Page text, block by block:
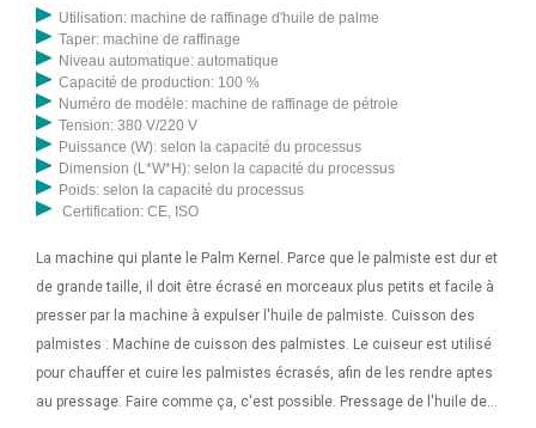
Utilisation: machine de raffinage d'huile de palme
Taper: machine de raffinage
Niveau automatique: automatique
Capacité de production: 100 %
Numéro de modèle: machine de raffinage de pétrole
Tension: 380 V/220 V
Puissance (W): selon la capacité du processus
Dimension (L*W*H): selon la capacité du processus
Poids: selon la capacité du processus
Certification: CE, ISO
La machine qui plante le Palm Kernel. Parce que le palmiste est dur et
de grande taille, il doit être écrasé en morceaux plus petits et facile à
presser par la machine à expulser l'huile de palmiste. Cuisson des
palmistes : Machine de cuisson des palmistes. Le cuiseur est utilisé
pour chauffer et cuire les palmistes écrasés, afin de les rendre aptes
au pressage. Faire comme ça, c'est possible. Pressage de l'huile de